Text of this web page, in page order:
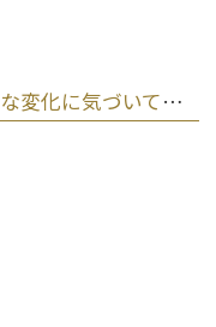
オーラルフレイルについて～小さな変化に気づいて予防しましょう～